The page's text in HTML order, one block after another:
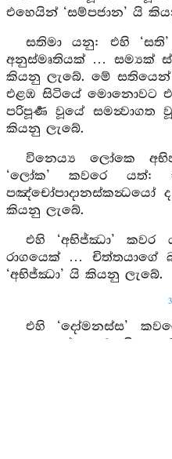
එහෙයින් ‘සම්පජාන’ යි
සතිමා යනු: එහි
අනුස්මෘතියක් … සම්‍යක්
කියනු ලැබේ. මේ
එළඹ සිටියේ මොනොවට
පරිපූර්‍ණ වූයේ සමන්‍වාගත
කියනු ලැබේ.
විනෙය්‍ය ලෝකෙ
‘ලෝක’ කවරෙ
පඤ්චෝපාදානස්කන්‍ධයෝ
කියනු ලැබේ.
එහි ‘අභිජ්ඣා’ කවර
රාගයෙක් … චිත්තයාගේ
‘අභිජ්ඣා’ යි කියනු ලැබේ.
එහි ‘දෝමනස්ස’
අසාතයෙක් චෛතසික